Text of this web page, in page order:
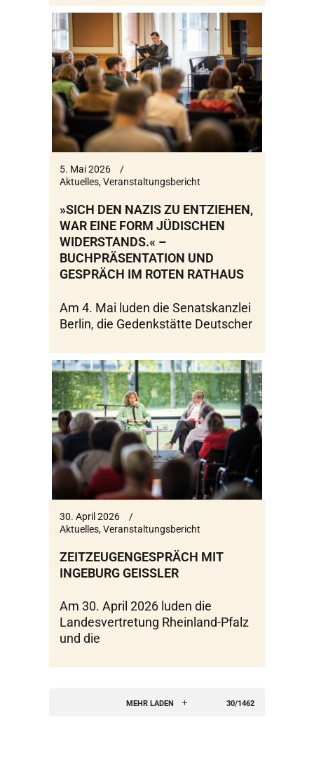
5. Mai 2026
Aktuelles,Veranstaltungsbericht
»SICH DEN NAZIS ZU ENTZIEHEN,
WAR EINE FORM JÜDISCHEN
WIDERSTANDS.« –
BUCHPRÄSENTATION UND
GESPRÄCH IM ROTEN RATHAUS
Am 4. Mai luden die Senatskanzlei
Berlin, die Gedenkstätte Deutscher
30. April 2026
Aktuelles,Veranstaltungsbericht
ZEITZEUGENGESPRÄCH MIT
INGEBURG GEISSLER
Am 30. April 2026 luden die
Landesvertretung Rheinland-Pfalz
und die
MEHR LADEN 30/1462